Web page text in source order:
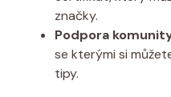
značky.
Podpora
se kterými si
tipy.